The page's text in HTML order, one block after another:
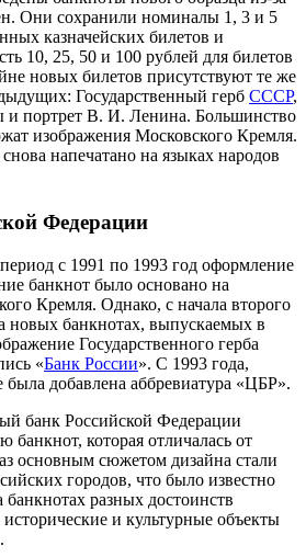
Они сохранили номиналы 1, 3 и 5
казначейских билетов и
10, 25, 50 и 100 рублей для билетов
новых билетов присутствуют те же
Государственный герб СССР,
и портрет В. И. Ленина. Большинство
изображения Московского Кремля.
напечатано на языках народов
Федерации
с 1991 по 1993 год оформление
банкнот было основано на
Кремля. Однако, с начала второго
новых банкнотах, выпускаемых в
Государственного герба
«Банк России». С 1993 года,
добавлена аббревиатура «ЦБР».
банк Российской Федерации
банкнот, которая отличалась от
основным сюжетом дизайна стали
городов, что было известно
банкнотах разных достоинств
и культурные объекты